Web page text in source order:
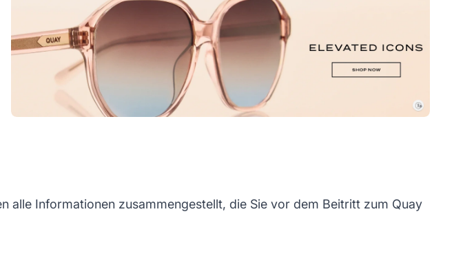
Informationen zusammengestellt, die Sie vor dem Beitritt zum Quay